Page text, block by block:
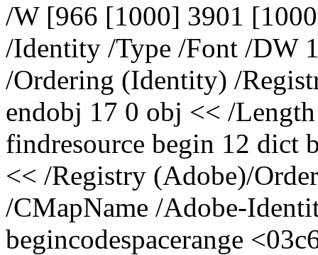
/W [966 [1000] 3901
/Identity /Type /Font /DW
/Ordering (Identity) /
endobj 17 0 obj << /
findresource begin 12 dict
<< /Registry (Adobe)/
/CMapName /Adobe-
begincodespacerange